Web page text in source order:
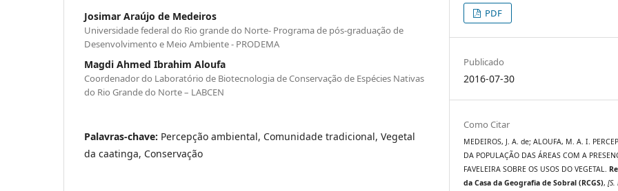
Josimar Araújo de Medeiros
Universidade federal do Rio grande do Norte- Programa de pós-graduação de
Desenvolvimento e Meio Ambiente - PRODEMA
Magdi Ahmed Ibrahim Aloufa
Coordenador do Laboratório de Biotecnologia de Conservação de Espécies Nativas
do Rio Grande do Norte – LABCEN
Palavras-chave: Percepção ambiental, Comunidade tradicional, Vegetal
da caatinga, Conservação
PDF
Publicado
2016-07-30
Como Citar
MEDEIROS, J. A. de; ALOUFA, M. A. I.
DA POPULAÇÃO DAS ÁREAS COM A
FAVELEIRA SOBRE OS USOS DO VEGETAL.
da Casa da Geografia de Sobral (RCGS),[S.